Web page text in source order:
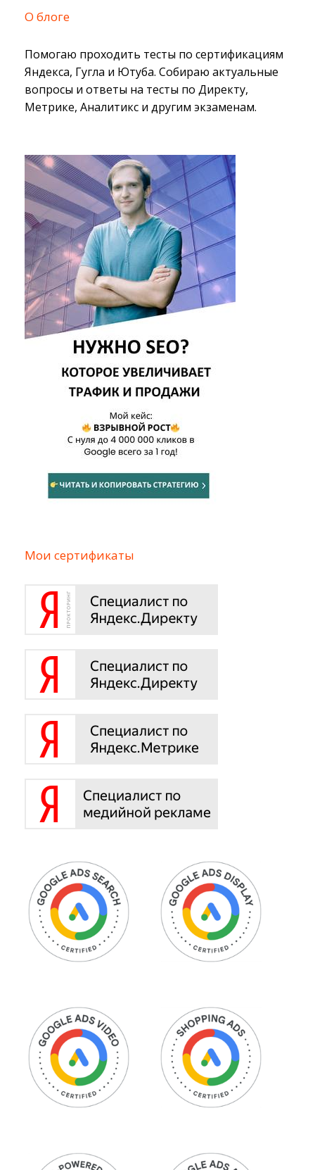
О блоге
Помогаю проходить тесты по сертификациям
Яндекса, Гугла и Ютуба. Собираю актуальные
вопросы и ответы на тесты по Директу,
Метрике, Аналитикс и другим экзаменам.
Мои сертификаты